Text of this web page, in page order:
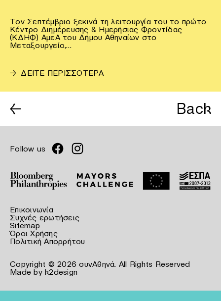
Τον Σεπτέμβριο ξεκινά τη λειτουργία του το πρώτο
Κέντρο Διημέρευσης & Ημερήσιας Φροντίδας
(ΚΔΗΦ) ΑμεΑ του Δήμου Αθηναίων στο
Μεταξουργείο,…
→ ΔΕΙΤΕ ΠΕΡΙΣΣΟΤΕΡΑ
← Back
Follow us
Επικοινωνία
Συχνές ερωτήσεις
Sitemap
Όροι Χρήσης
Πολιτική Απορρήτου
Copyright © 2026 συνΑθηνά. All Rights Reserved
Made by k2design